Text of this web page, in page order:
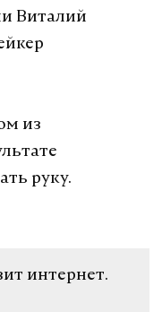
Виталий
из
руку.
интернет.